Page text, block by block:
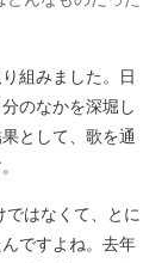
組みました。日
のなかを深堀し
として、歌を通
ではなくて、とに
ですよね。去年